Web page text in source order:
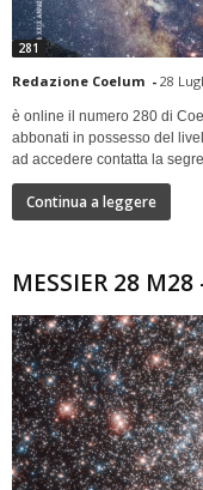
281
Redazione Coelum - 28
è online il numero 280 di
abbonati in possesso del
ad accedere contatta la
Continua a leggere
MESSIER 28